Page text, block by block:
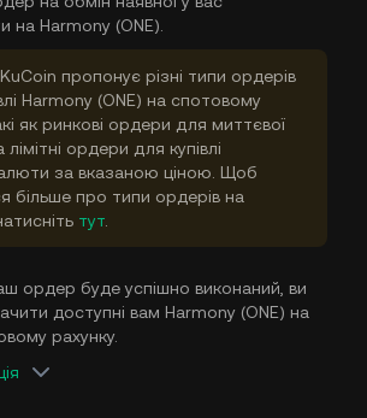
на Harmony (ONE).
пропонує різні типи ордерів
Harmony (ONE) на спотовому
як ринкові ордери для миттєвої
лімітні ордери для купівлі
за вказаною ціною. Щоб
більше про типи ордерів на
тут
ордер буде успішно виконаний, ви
доступні вам Harmony (ONE) на
рахунку.